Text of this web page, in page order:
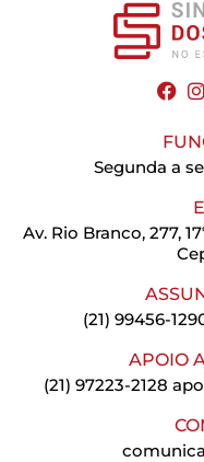
Segunda a
Av. Rio Branco, 277,
(21) 99456-
APOIO
(21) 97223-2128